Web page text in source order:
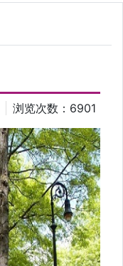
浏览次数： 6901